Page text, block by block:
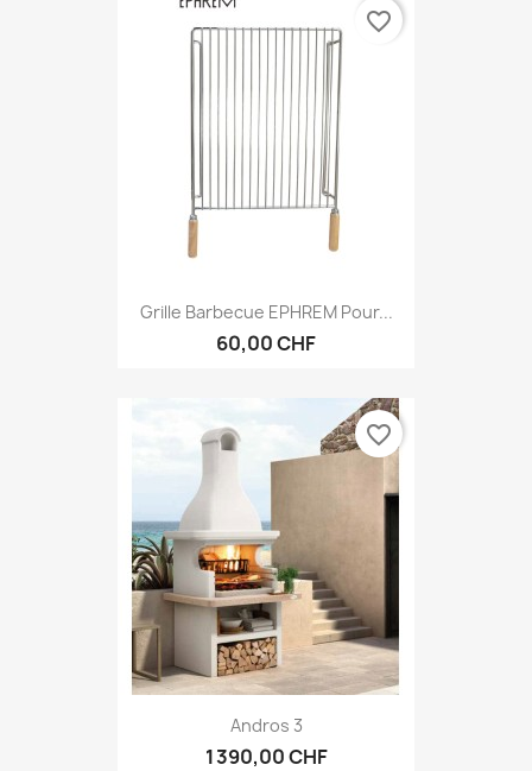
Grille Barbecue EPHREM Pour...
60,00 CHF
favorite_border
Andros 3
1 390,00 CHF
favorite_border